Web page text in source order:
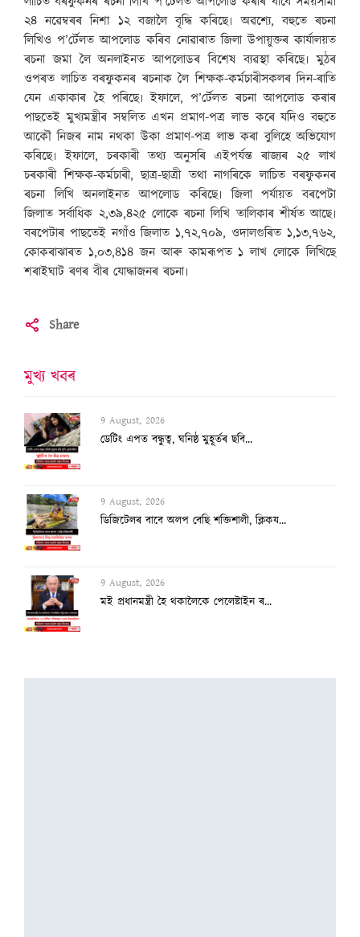
২৪ নৱেম্বৰৰ নিশা ১২ বজালৈ বৃদ্ধি কৰিছে৷ অৱশ্যে, বহুতে ৰচনা
লিখিও প’ৰ্টেলত আপলোড কৰিব নোৱাৰাত জিলা উপায়ুক্তৰ কাৰ্যালয়ত
ৰচনা জমা লৈ অনলাইনত আপলোডৰ বিশেষ ব্যৱস্থা কৰিছে৷ মুঠৰ
ওপৰত লাচিত বৰফুকনৰ ৰচনাক লৈ শিক্ষক-কৰ্মচাৰীসকলৰ দিন-ৰাতি
যেন একাকাৰ হৈ পৰিছে৷ ইফালে, প’ৰ্টেলত ৰচনা আপলোড কৰাৰ
পাছতেই মুখ্যমন্ত্ৰীৰ সম্বলিত এখন প্ৰমাণ-পত্ৰ লাভ কৰে যদিও বহুতে
আকৌ নিজৰ নাম নথকা উকা প্ৰমাণ-পত্ৰ লাভ কৰা বুলিহে অভিযোগ
কৰিছে৷ ইফালে, চৰকাৰী তথ্য অনুসৰি এইপৰ্যন্ত ৰাজ্যৰ ২৫ লাখ
চৰকাৰী শিক্ষক-কৰ্মচাৰী, ছাত্ৰ-ছাত্ৰী তথা নাগৰিকে লাচিত বৰফুকনৰ
ৰচনা লিখি অনলাইনত আপলোড কৰিছে৷ জিলা পৰ্যায়ত বৰপেটা
জিলাত সৰ্বাধিক ২,৩৯,৪২৫ লোকে ৰচনা লিখি তালিকাৰ শীৰ্ষত আছে৷
বৰপেটাৰ পাছতেই নগাঁও জিলাত ১,৭২,৭০৯, ওদালগুৰিত ১,১৩,৭৬২,
কোকৰাঝাৰত ১,০৩,৪১৪ জন আৰু কামৰূপত ১ লাখ লোকে লিখিছে
শৰাইঘাট ৰণৰ বীৰ যোদ্ধাজনৰ ৰচনা৷
Share
মুখ্য খবৰ
9 August, 2026
ডেটিং এপত বন্ধুত্ব, ঘনিষ্ঠ মুহূৰ্তৰ ছবি...
9 August, 2026
ডিজিটেলৰ বাবে অলপ বেছি শক্তিশালী, ক্লিকয...
9 August, 2026
মই প্ৰধানমন্ত্ৰী হৈ থকালৈকে পেলেষ্টাইন ৰ...
প্ৰতি ৬ মিনিটত এটা অকালমৃত্যু!